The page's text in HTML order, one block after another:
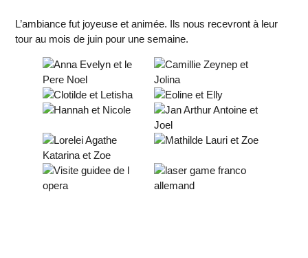
L’ambiance fut joyeuse et animée. Ils nous recevront à leur
tour au mois de juin pour une semaine.